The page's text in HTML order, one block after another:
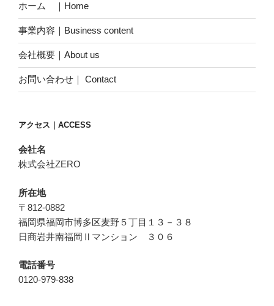
ホーム ｜Home
事業内容｜Business content
会社概要｜About us
お問い合わせ｜ Contact
アクセス｜ACCESS
会社名
株式会社ZERO
所在地
〒812-0882
福岡県福岡市博多区麦野５丁目１３－３８
日商岩井南福岡Ⅱマンション ３０６
電話番号
0120-979-838